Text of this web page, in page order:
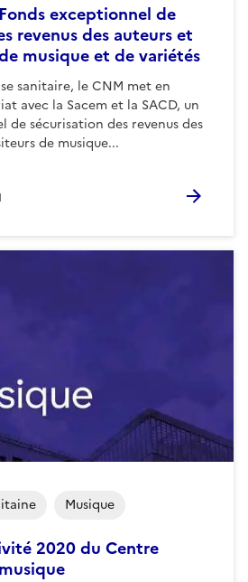
exceptionnel de
revenus des auteurs et
musique et de variétés
sanitaire, le CNM met en
avec la Sacem et la SACD, un
de sécurisation des revenus des
de musique...
2020 du Centre
Musique